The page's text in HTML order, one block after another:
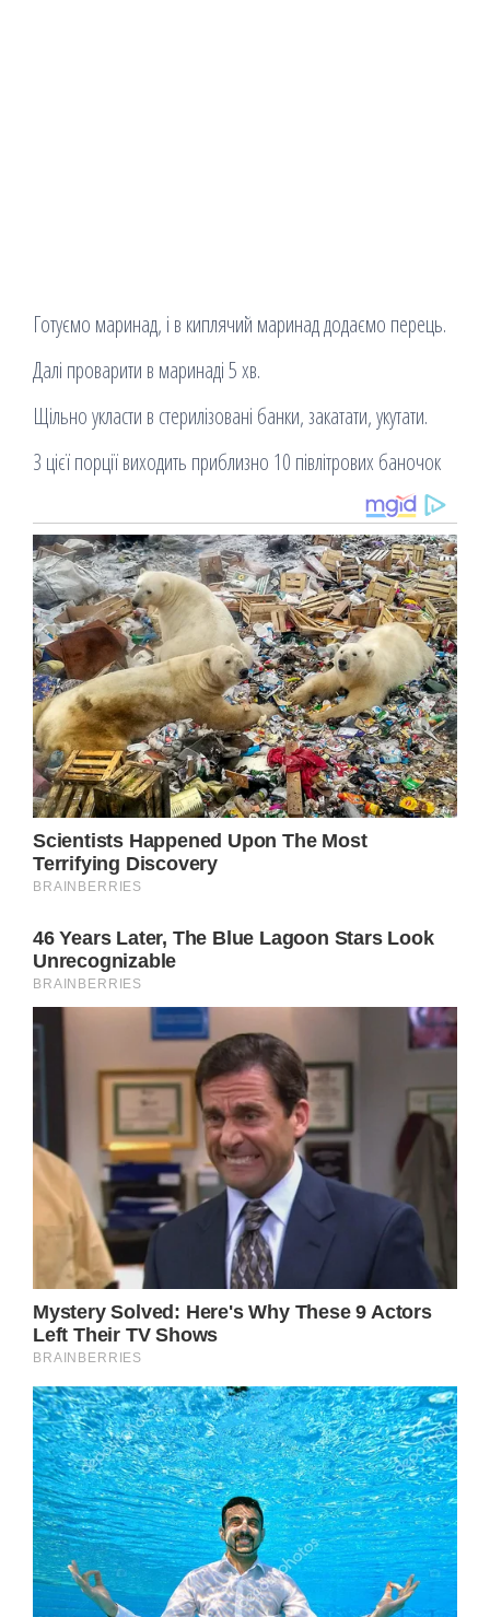
Готуємо маринад, і в киплячий маринад додаємо перець.
Далі проварити в маринаді 5 хв.
Щільно укласти в стерилізовані банки, закатати, укутати.
З цієї порції виходить приблизно 10 півлітрових баночок